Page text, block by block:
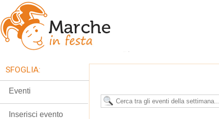
SFOGLIA:
Eventi
Inserisci evento